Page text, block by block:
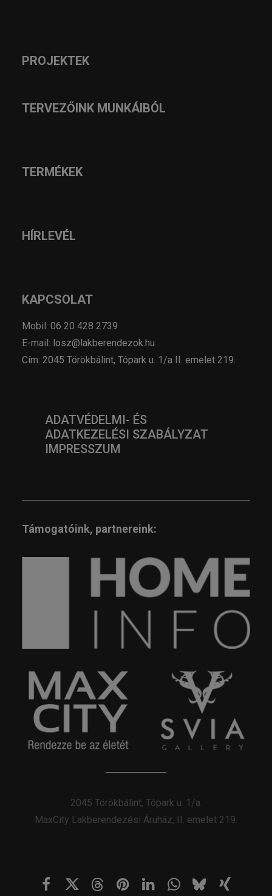
PROJEKTEK
TERVEZŐINK MUNKÁIBÓL
TERMÉKEK
HÍRLEVÉL
KAPCSOLAT
Mobil: 06 20 428 2739
E-mail: losz@lakberendezok.hu
Cím: 2045 Törökbálint, Tópark u. 1/a II. emelet 219.
ADATVÉDELMI- ÉS
ADATKEZELÉSI SZABÁLYZAT
IMPRESSZUM
Támogatóink, partnereink:
2045 Törökbálint, Tópark u. 1/a.
MaxCity Lakberendezési Áruház, II. emelet 219.